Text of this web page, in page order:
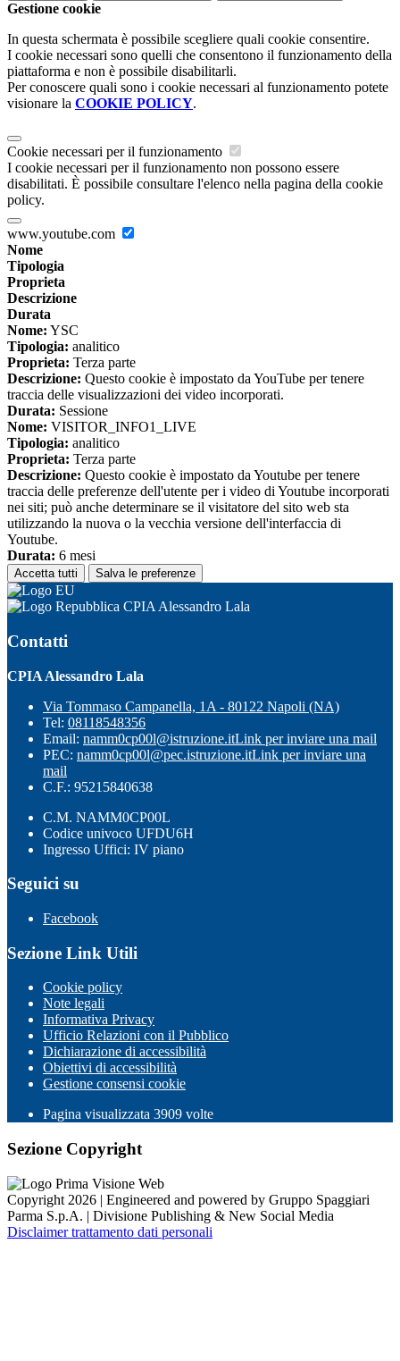
Gestione cookie
In questa schermata è possibile scegliere quali cookie consentire.
I cookie necessari sono quelli che consentono il funzionamento della
piattaforma e non è possibile disabilitarli.
Per conoscere quali sono i cookie necessari al funzionamento potete
visionare la COOKIE POLICY.
Cookie necessari per il funzionamento
I cookie necessari per il funzionamento non possono essere
disabilitati. È possibile consultare l'elenco nella pagina della cookie
policy.
www.youtube.com
Nome
Tipologia
Proprieta
Descrizione
Durata
Nome: YSC
Tipologia: analitico
Proprieta: Terza parte
Descrizione: Questo cookie è impostato da YouTube per tenere
traccia delle visualizzazioni dei video incorporati.
Durata: Sessione
Nome: VISITOR_INFO1_LIVE
Tipologia: analitico
Proprieta: Terza parte
Descrizione: Questo cookie è impostato da Youtube per tenere
traccia delle preferenze dell'utente per i video di Youtube incorporati
nei siti; può anche determinare se il visitatore del sito web sta
utilizzando la nuova o la vecchia versione dell'interfaccia di
Youtube.
Durata: 6 mesi
Accetta tutti Salva le preferenze
CPIA Alessandro Lala
Contatti
CPIA Alessandro Lala
Via Tommaso Campanella, 1A - 80122 Napoli (NA)
Tel: 08118548356
Email: namm0cp00l@istruzione.itLink per inviare una mail
PEC: namm0cp00l@pec.istruzione.itLink per inviare una
mail
C.F.: 95215840638
C.M. NAMM0CP00L
Codice univoco UFDU6H
Ingresso Uffici: IV piano
Seguici su
Facebook
Sezione Link Utili
Cookie policy
Note legali
Informativa Privacy
Ufficio Relazioni con il Pubblico
Dichiarazione di accessibilità
Obiettivi di accessibilità
Gestione consensi cookie
Pagina visualizzata 3909 volte
Sezione Copyright
Copyright 2026 | Engineered and powered by Gruppo Spaggiari
Parma S.p.A. | Divisione Publishing & New Social Media
Disclaimer trattamento dati personali